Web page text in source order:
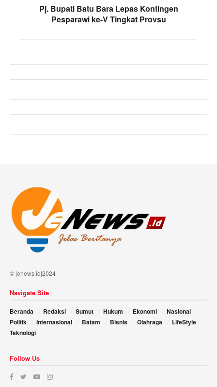
Pj. Bupati Batu Bara Lepas Kontingen
Pesparawi ke-V Tingkat Provsu
© jenews.id|2024
Navigate Site
Beranda Redaksi Sumut Hukum Ekonomi
Nasional
Politik
Internasional Batam Bisnis Olahraga
LifeStyle
Teknologi
Follow Us